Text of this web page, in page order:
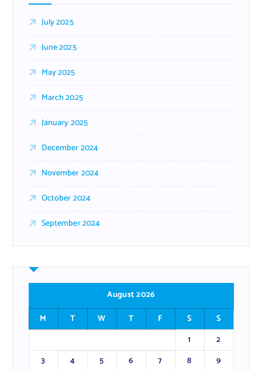
July 2025
June 2025
May 2025
March 2025
January 2025
December 2024
November 2024
October 2024
September 2024
August 2026
M
T W T F S
S
1
2
3
4 5 6 7 8
9